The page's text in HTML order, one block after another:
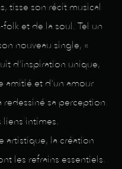
tisse son récit musical
et de la soul. Tel un
nouveau single, «
d'inspiration unique,
amitié et d'un amour
sa perception
liens intimes.
artistique, la création
les refrains essentiels.